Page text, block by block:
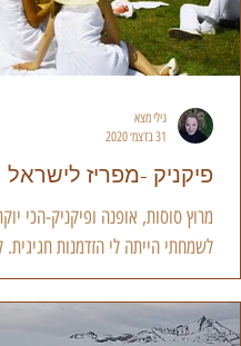
פיקניק -מפריז לישראל
מרוץ סוסות, אופנה ופיקניק-הכי
לשמחתי הייתה לי הזדמנות חגיגית,
מלכותי כהלכתו. הוזמנתי לסקר את
גילי מצא
31 בדצמ׳ 2020